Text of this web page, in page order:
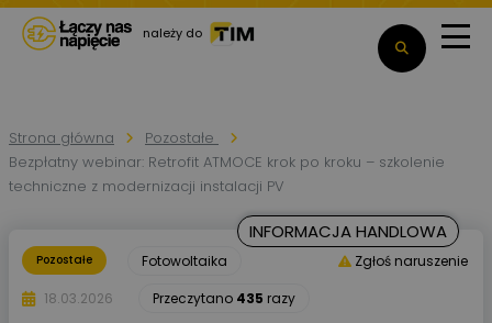
należy do
Strona główna
Pozostałe
Bezpłatny webinar: Retrofit ATMOCE krok po kroku – szkolenie
techniczne z modernizacji instalacji PV
INFORMACJA HANDLOWA
Fotowoltaika
Pozostałe
18.03.2026 Przeczytano 435 razy
Zgłoś naruszenie